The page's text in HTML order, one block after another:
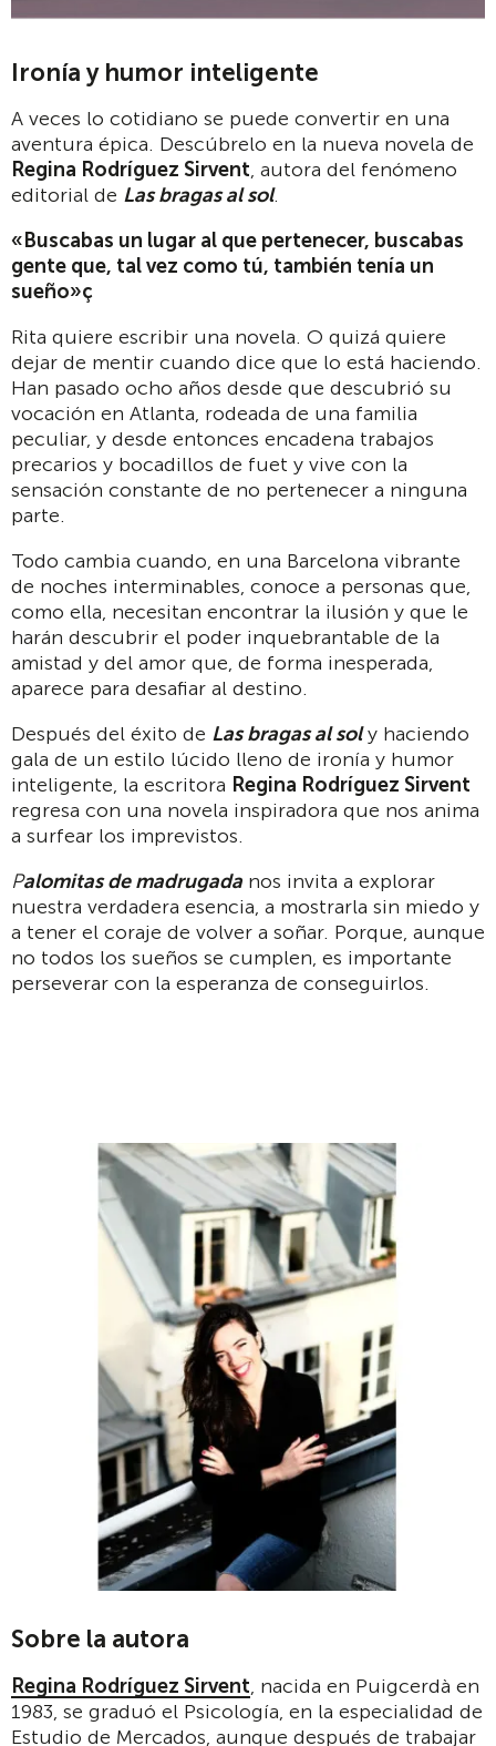
Ironía y humor inteligente
A veces lo cotidiano se puede convertir en una
aventura épica. Descúbrelo en la nueva novela de
Regina Rodríguez Sirvent, autora del fenómeno
editorial de Las bragas al sol.
«Buscabas un lugar al que pertenecer, buscabas
gente que, tal vez como tú, también tenía un
sueño»ç
Rita quiere escribir una novela. O quizá quiere
dejar de mentir cuando dice que lo está haciendo.
Han pasado ocho años desde que descubrió su
vocación en Atlanta, rodeada de una familia
peculiar, y desde entonces encadena trabajos
precarios y bocadillos de fuet y vive con la
sensación constante de no pertenecer a ninguna
parte.
Todo cambia cuando, en una Barcelona vibrante
de noches interminables, conoce a personas que,
como ella, necesitan encontrar la ilusión y que le
harán descubrir el poder inquebrantable de la
amistad y del amor que, de forma inesperada,
aparece para desafiar al destino.
Después del éxito de Las bragas al soly haciendo
gala de un estilo lúcido lleno de ironía y humor
inteligente, la escritora Regina Rodríguez Sirvent
regresa con una novela inspiradora que nos anima
a surfear los imprevistos.
Palomitas de madrugada nos invita a explorar
nuestra verdadera esencia, a mostrarla sin miedo y
a tener el coraje de volver a soñar. Porque, aunque
no todos los sueños se cumplen, es importante
perseverar con la esperanza de conseguirlos.
Sobre la autora
Regina Rodríguez Sirvent, nacida en Puigcerdà en
1983, se graduó el Psicología, en la especialidad de
Estudio de Mercados, aunque después de trabajar